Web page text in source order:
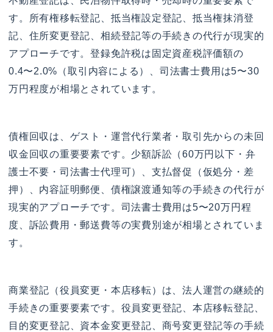
す。所有権移転登記、抵当権設定登記、抵当権抹消登
記、住所変更登記、相続登記等の手続きの代行が現実的
アプローチです。登録免許税は固定資産税評価額の
0.4〜2.0%（取引内容による）、司法書士費用は5〜30
万円程度が相場とされています。
債権回収は、ゲスト・運営代行業者・取引先からの未回
収金回収の重要要素です。少額訴訟（60万円以下・弁
護士不要・司法書士代理可）、支払督促（仮処分・差
押）、内容証明郵便、債権譲渡通知等の手続きの代行が
現実的アプローチです。司法書士費用は5〜20万円程
度、訴訟費用・郵送費等の実費別途が相場とされていま
す。
商業登記（役員変更・本店移転）は、法人運営の継続的
手続きの重要要素です。役員変更登記、本店移転登記、
目的変更登記、資本金変更登記、商号変更登記等の手続